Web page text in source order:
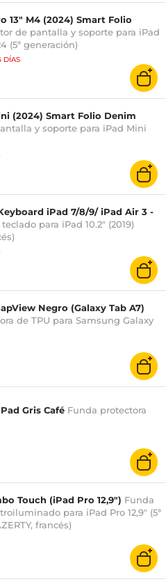
13" M4 (2024) Smart Folio
de pantalla y soporte para iPad
(5ª generación)
DÍAS
(2024) Smart Folio Denim
y soporte para iPad Mini
iPad 7/8/9/ iPad Air 3 -
para iPad 10.2" (2019)
Negro (Galaxy Tab A7)
de TPU para Samsung Galaxy
Gris Café Funda protectora
Touch (iPad Pro 12,9") Funda
para iPad Pro 12,9" (5ª
francés)